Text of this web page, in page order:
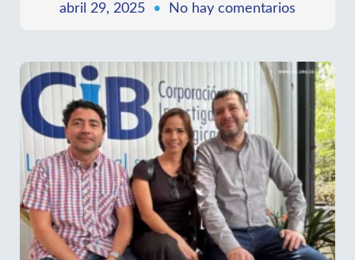
abril 29, 2025 No hay comentarios